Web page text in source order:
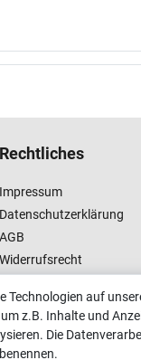
Rechtliches
Impressum
Datenschutzerklärung
AGB
Widerrufsrecht
Technologien auf
z.B. Inhalte und
Die